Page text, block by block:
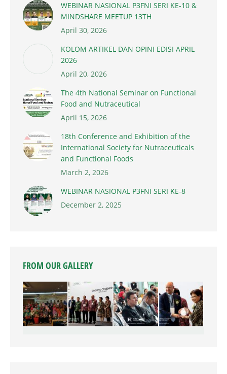
WEBINAR NASIONAL P3FNI SERI KE-10 &
MINDSHARE MEETUP 13TH
April 30, 2026
KOLOM ARTIKEL DAN OPINI EDISI APRIL
2026
April 20, 2026
The 4th National Seminar on Functional
Food and Nutraceutical
April 15, 2026
18th Conference and Exhibition of the
International Society for Nutraceuticals
and Functional Foods
March 2, 2026
WEBINAR NASIONAL P3FNI SERI KE-8
December 2, 2025
FROM OUR GALLERY